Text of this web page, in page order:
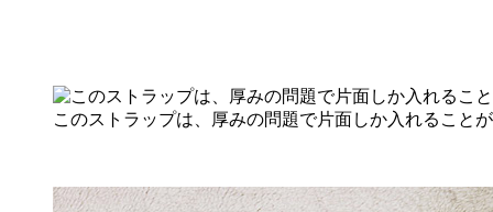
このストラップは、厚みの問題で片面しか入れること